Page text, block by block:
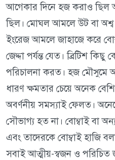
আগেকার দিনে হজ করাও ছিল
ছিল। মোঘল আমলে উট বা অশ্ব
ইংরেজ আমলে জাহাজে করে
জেদ্দা পর্যন্ত যেত। ব্রিটিশ
পরিচালনা করত। হজ মৌসুমে
ধারণ ক্ষমতার চেয়ে অনেক
অবর্ণনীয় সমস্যাই ফেলত।
সৌভাগ্য হত না। বোম্বাই বা
এবং তাদেরকে বোম্বাই হাজি
সবাই আত্মীয়-স্বজন ও পরিচিত